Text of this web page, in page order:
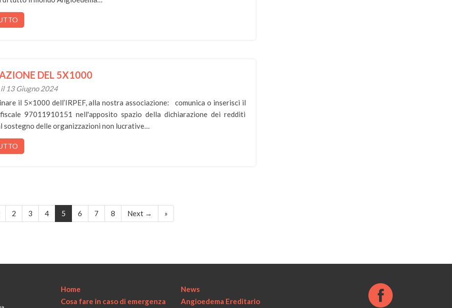
DEL 5X1000
13 Giugno 2024
il 5×1000 dell’IRPEF, alla nostra associazione: comunica o inserisci il
97011910151 nell'apposito spazio della dichiarazione dei redditi
sostegno delle organizzazioni non lucrative…
2 3 4 5 6 7 8 Next → »
Home
News
Cosa fare in caso di emergenza
Angioedema Ereditario